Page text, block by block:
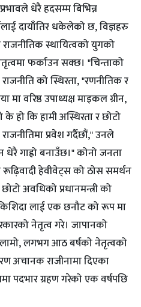
धेरै हदसम्म बिभिन्न
दायाँतिर धकेलेको छ, विज्ञहरु
स्थायित्वको युगको
फर्काउन सक्छ। "चिन्ताको
को स्थिरता, "रणनीतिक र
मा वरिष्ठ उपाध्यक्ष माइकल ग्रीन,
हो कि हामी अस्थिरता र छोटो
प्रवेश गर्दैछौं," उनले
गाह्रो बनाउँछ।" कोनो जनता
रूढ़िवादी हेवीवेट्स को ठोस समर्थन
अवधिको प्रधानमन्त्री को
लाई एक छनौट को रूप मा
नेतृत्व गरे। जापानको
लगभग आठ बर्षको नेतृत्वको
अचानक राजीनामा दिएका
पदभार ग्रहण गरेको एक वर्षपछि